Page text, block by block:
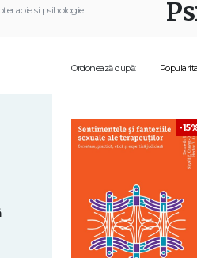
si psihologie
Ordonează după:
-